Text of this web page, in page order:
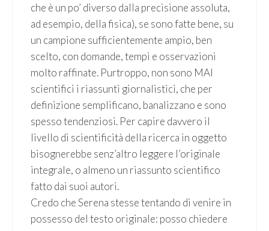
che è un po’ diverso dalla precisione assoluta,
ad esempio, della fisica), se sono fatte bene, su
un campione sufficientemente ampio, ben
scelto, con domande, tempi e osservazioni
molto raffinate. Purtroppo, non sono MAI
scientifici i riassunti giornalistici, che per
definizione semplificano, banalizzano e sono
spesso tendenziosi. Per capire davvero il
livello di scientificità della ricerca in oggetto
bisognerebbe senz’altro leggere l’originale
integrale, o almeno un riassunto scientifico
fatto dai suoi autori.
Credo che Serena stesse tentando di venire in
possesso del testo originale: posso chiedere